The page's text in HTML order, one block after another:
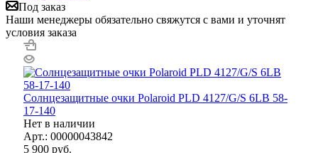
Под заказ
Наши менеджеры обязательно свяжутся с вами и уточнят
условия заказа
Солнцезащитные очки Polaroid PLD 4127/G/S 6LB 58-
17-140
Нет в наличии
Арт.: 00000043842
5 900 руб.